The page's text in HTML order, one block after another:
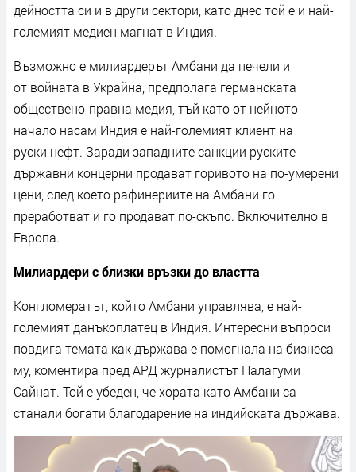
дейността си и в други сектори, като днес той е и най-
големият медиен магнат в Индия.
Възможно е милиардерът Амбани да печели и
от войната в Украйна, предполага германската
обществено-правна медия, тъй като от нейното
начало насам Индия е най-големият клиент на
руски нефт. Заради западните санкции руските
държавни концерни продават горивото на по-умерени
цени, след което рафинериите на Амбани го
преработват и го продават по-скъпо. Включително в
Европа.
Милиардери с близки връзки до властта
Конгломератът, който Амбани управлява, е най-
големият данъкоплатец в Индия. Интересни въпроси
повдига темата как държава е помогнала на бизнеса
му, коментира пред АРД журналистът Палагуми
Сайнат. Той е убеден, че хората като Амбани са
станали богати благодарение на индийската държава.